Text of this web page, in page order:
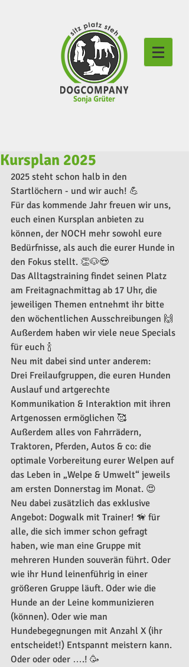
Kursplan 2025
2025 steht schon halb in den
Startlöchern - und wir auch! 💪
Für das kommende Jahr freuen wir uns,
euch einen Kursplan anbieten zu
können, der NOCH mehr sowohl eure
Bedürfnisse, als auch die eurer Hunde in
den Fokus stellt. 👏🐶😍
Das Alltagstraining findet seinen Platz
am Freitagnachmittag ab 17 Uhr, die
jeweiligen Themen entnehmt ihr bitte
den wöchentlichen Ausschreibungen 🙌
Außerdem haben wir viele neue Specials
für euch 🍾
Neu mit dabei sind unter anderem:
Drei Freilaufgruppen, die euren Hunden
Auslauf und artgerechte
Kommunikation & Interaktion mit ihren
Artgenossen ermöglichen 🥰
Außerdem alles von Fahrrädern,
Traktoren, Pferden, Autos & co: die
optimale Vorbereitung eurer Welpen auf
das Leben in „Welpe & Umwelt“ jeweils
am ersten Donnerstag im Monat. 😍
Neu dabei zusätzlich das exklusive
Angebot: Dogwalk mit Trainer! 🦮 für
alle, die sich immer schon gefragt
haben, wie man eine Gruppe mit
mehreren Hunden souverän führt. Oder
wie ihr Hund leinenführig in einer
größeren Gruppe läuft. Oder wie die
Hunde an der Leine kommunizieren
(können). Oder wie man
Hundebegegnungen mit Anzahl X (ihr
entscheidet!) Entspannt meistern kann.
Oder oder oder ….! 🥳